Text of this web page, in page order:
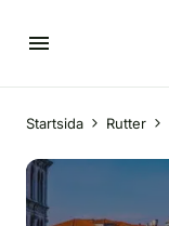
Startsida Rutter